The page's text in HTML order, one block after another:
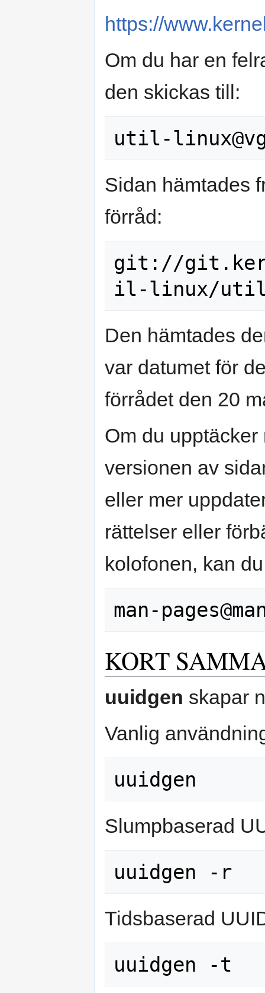
https://
Om du har en
den skickas till:
Sidan hämtades
förråd:
git://
Den hämtades
var datumet för
förrådet den 20
Om du
versionen av
eller mer
rättelser eller
kolofonen, kan
KORT
uuidgen skapar
Vanlig
Slumpbaserad
Tidsbaserad